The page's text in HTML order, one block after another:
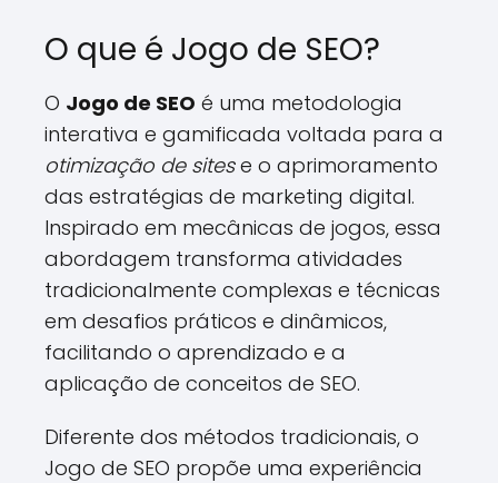
O que é Jogo de SEO?
O Jogo de SEO é uma metodologia
interativa e gamificada voltada para a
otimização de sitese o aprimoramento
das estratégias de marketing digital.
Inspirado em mecânicas de jogos, essa
abordagem transforma atividades
tradicionalmente complexas e técnicas
em desafios práticos e dinâmicos,
facilitando o aprendizado e a
aplicação de conceitos de SEO.
Diferente dos métodos tradicionais, o
Jogo de SEO propõe uma experiência